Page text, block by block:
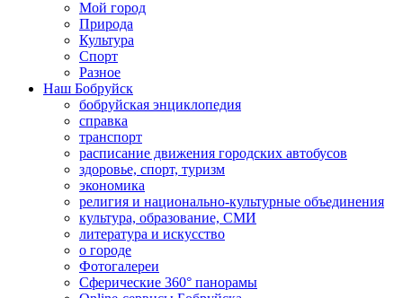
Мой город
Природа
Культура
Спорт
Разное
Наш Бобруйск
бобруйская энциклопедия
справка
транспорт
расписание движения городских автобусов
здоровье, спорт, туризм
экономика
религия и национально-культурные объединения
культура, образование, СМИ
литература и искусство
о городе
Фотогалереи
Сферические 360° панорамы